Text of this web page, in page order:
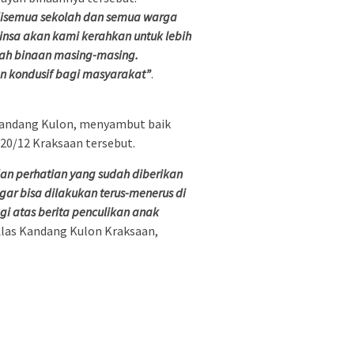
sekolah dan semua warga
akan kami kerahkan untuk lebih
binaan masing-masing.
kondusif bagi masyarakat”.
Kulon, menyambut baik
12 Kraksaan tersebut.
perhatian yang sudah diberikan
bisa dilakukan terus-menerus di
atas berita penculikan anak
Kandang Kulon Kraksaan,